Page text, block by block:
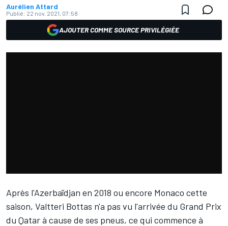
Aurélien Attard
Publié: 22 nov. 2021, 07:58
AJOUTER COMME SOURCE PRIVILÉGIÉE
Après l'Azerbaïdjan en 2018 ou encore Monaco cette
saison, Valtteri Bottas n'a pas vu l'arrivée du Grand Prix
du Qatar à cause de ses pneus, ce qui commence à